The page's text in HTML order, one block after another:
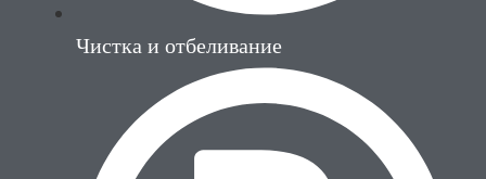
Чистка и отбеливание